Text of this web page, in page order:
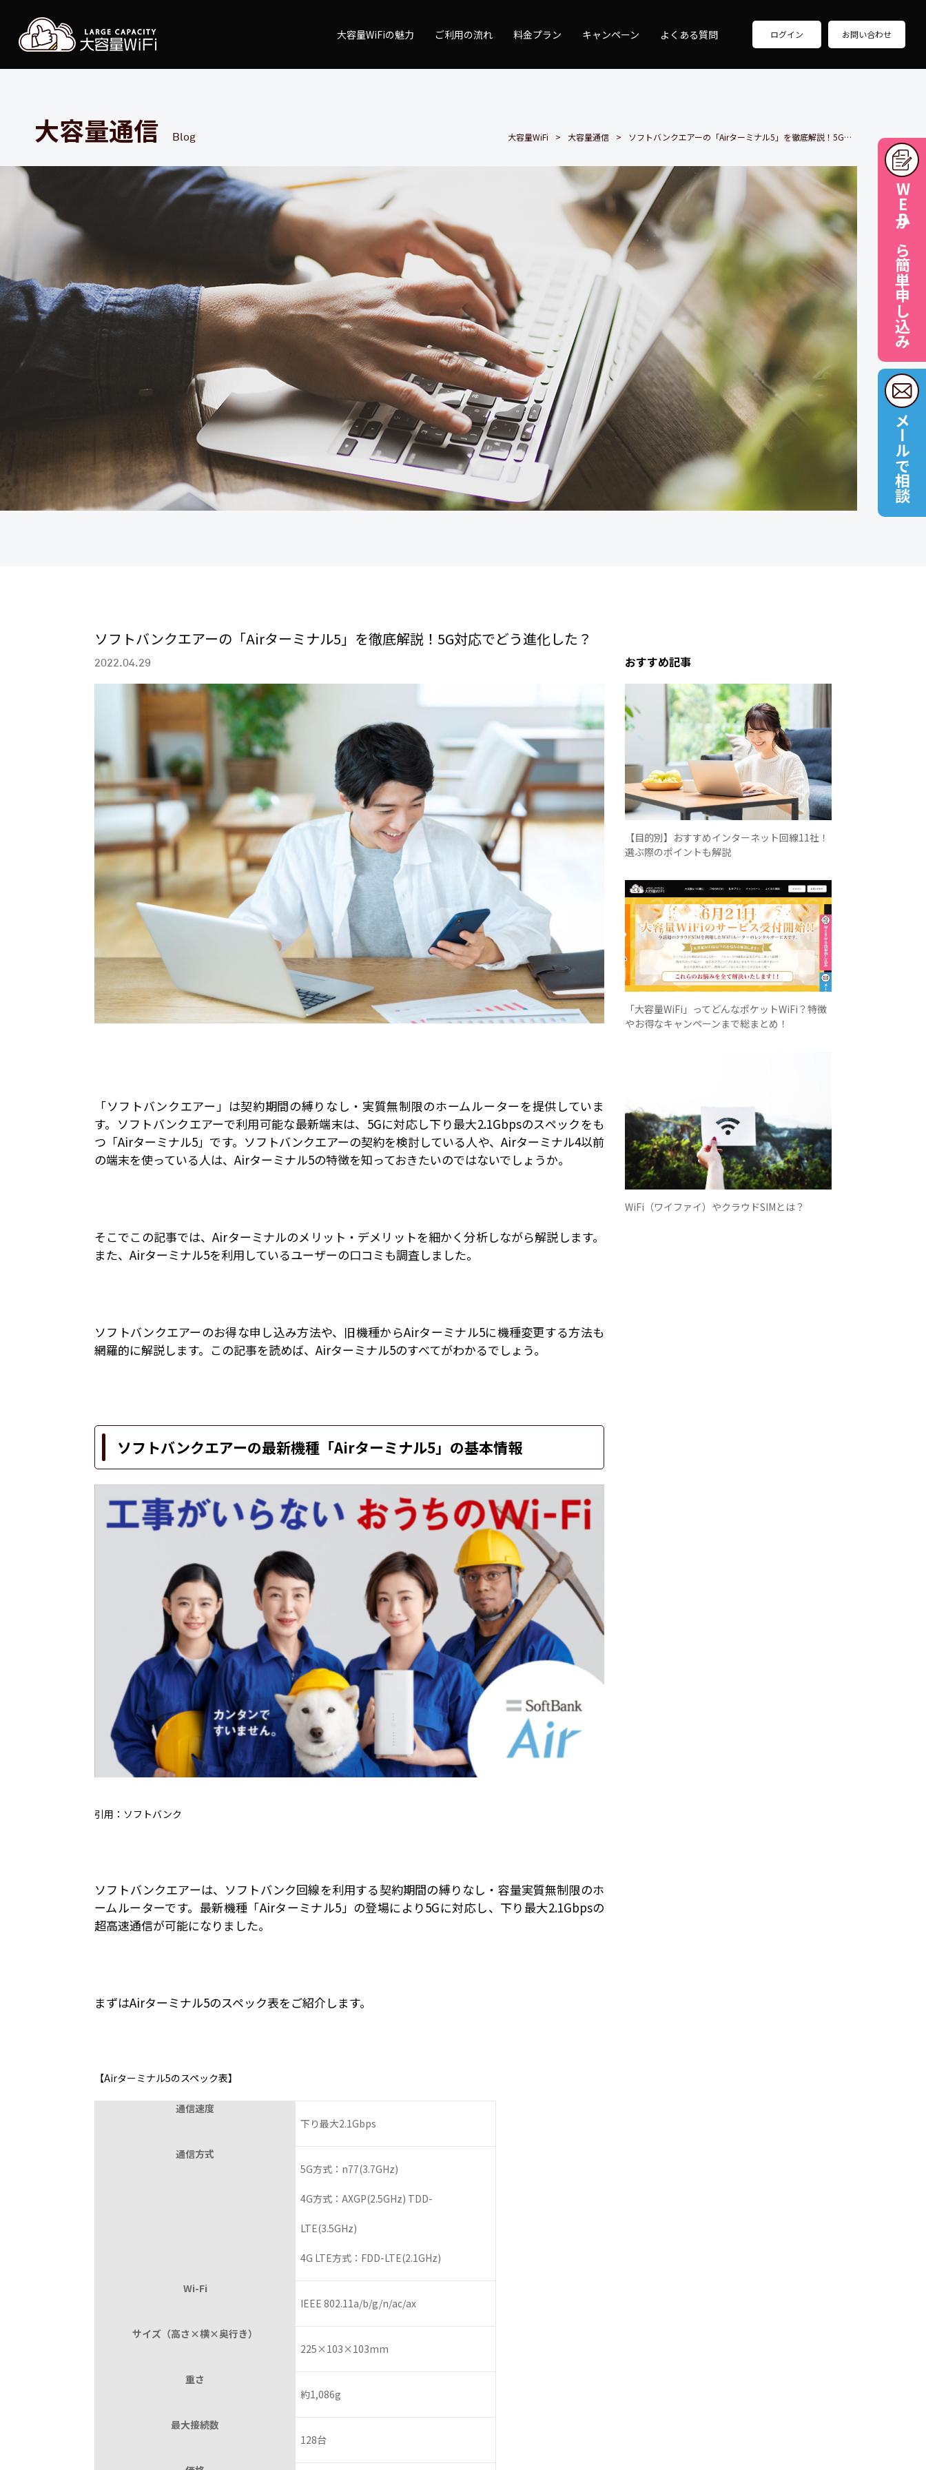
大容量WiFiの魅力 ご利用の流れ 料金プラン キャンペーン よくある質問 ログイン お問い合わせ
WEBから簡単申し込み
メールで相談
大容量通信 Blog 大容量WiFi 大容量通信 ソフトバンクエアーの「Airターミナル5」を徹底解説！5G対応でどう進化した？
ソフトバンクエアーの「Airターミナル5」を徹底解説！5G対応でどう進化した？
2022.04.29
「ソフトバンクエアー」は契約期間の縛りなし・実質無制限のホームルーターを提供していま
す。ソフトバンクエアーで利用可能な最新端末は、5Gに対応し下り最大2.1Gbpsのスペックをも
つ「Airターミナル5」です。ソフトバンクエアーの契約を検討している人や、Airターミナル4以前
の端末を使っている人は、Airターミナル5の特徴を知っておきたいのではないでしょうか。
そこでこの記事では、Airターミナルのメリット・デメリットを細かく分析しながら解説します。
また、Airターミナル5を利用しているユーザーの口コミも調査しました。
ソフトバンクエアーのお得な申し込み方法や、旧機種からAirターミナル5に機種変更する方法も
網羅的に解説します。この記事を読めば、Airターミナル5のすべてがわかるでしょう。
ソフトバンクエアーの最新機種「Airターミナル5」の基本情報
引用： ソフトバンク
ソフトバンクエアーは、ソフトバンク回線を利用する契約期間の縛りなし・容量実質無制限のホ
ームルーターです。最新機種「Airターミナル5」の登場により5Gに対応し、下り最大2.1Gbpsの
超高速通信が可能になりました。
まずはAirターミナル5のスペック表をご紹介します。
【Airターミナル5のスペック表】
通信速度
下り最大2.1Gbps
通信方式
5G方式：n77(3.7GHz)
4G方式：AXGP(2.5GHz) TDD-
LTE(3.5GHz)
4G LTE方式：FDD-LTE(2.1GHz)
Wi-Fi
IEEE 802.11a/b/g/n/ac/ax
サイズ（高さ×横×奥行き）
225×103×103mm
重さ
約1,086g
最大接続数
128台
おすすめ記事
【目的別】おすすめインターネット回線11社！
選ぶ際のポイントも解説
「大容量WiFi」ってどんなポケットWiFi？特徴
やお得なキャンペーンまで総まとめ！
WiFi（ワイファイ）やクラウドSIMとは？